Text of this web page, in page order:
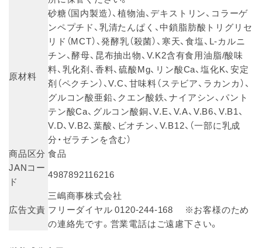
原材料
砂糖（国内製造）、植物油、デキストリン、コラーゲ
ンペプチド、乳清たんぱく、中鎖脂肪酸トリグリセ
リド（MCT）、発酵乳（殺菌）、寒天、食塩、L-カルニ
チン、酵母、昆布抽出物、V.K2含有食用油脂/酸味
料、乳化剤、香料、硫酸Mg、リン酸Ca、塩化K、安定
剤（ペクチン）、V.C、甘味料（ステビア、ラカンカ）、
グルコン酸亜鉛、クエン酸鉄、ナイアシン、パント
テン酸Ca、グルコン酸銅、V.E、V.A、V.B6、V.B1、
V.D、V.B2、葉酸、ビオチン、V.B12、（一部に乳成
分・ゼラチンを含む）
商品区分 食品
JANコー
ド
4987892116216
広告文責
三嶋商事株式会社
フリーダイヤル 0120-244-168 ※お客様のため
の連絡先です。営業電話はご遠慮下さい。